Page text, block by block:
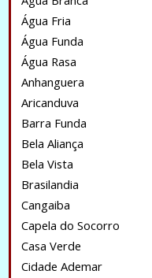
Água Fria
Água Funda
Água Rasa
Anhanguera
Aricanduva
Barra Funda
Bela Aliança
Bela Vista
Brasilandia
Cangaiba
Capela do Socorro
Casa Verde
Cidade Ademar